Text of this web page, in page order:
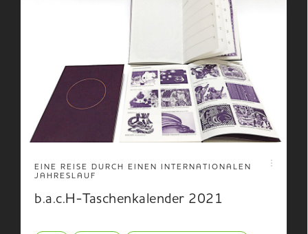
EINE REISE DURCH EINEN INTERNATIONALEN
JAHRESLAUF
b.a.c.H-Taschenkalender 2021